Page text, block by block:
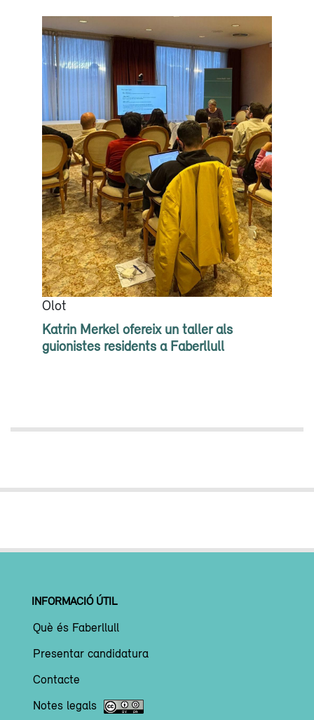
Olot
Katrin Merkel ofereix un taller als
guionistes residents a Faberllull
INFORMACIÓ ÚTIL
Què és Faberllull
Presentar candidatura
Contacte
Notes legals